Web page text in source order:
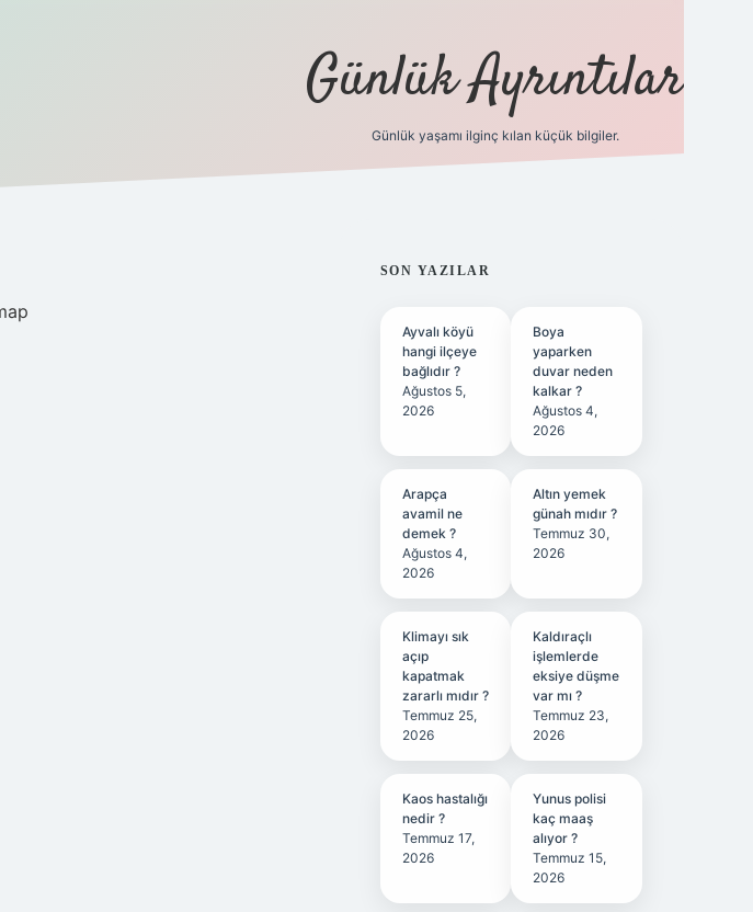
Günlük Ayrıntılar
Günlük yaşamı ilginç kılan küçük bilgiler.
SIDEBAR
SON YAZILAR
Ayvalı köyü
hangi ilçeye
bağlıdır ?
Ağustos 5,
2026
Boya
yaparken
duvar neden
kalkar ?
Ağustos 4,
2026
Arapça
avamil ne
demek ?
Ağustos 4,
2026
Altın yemek
günah mıdır ?
Temmuz 30,
2026
Klimayı sık
açıp
kapatmak
zararlı mıdır ?
Temmuz 25,
2026
Kaldıraçlı
işlemlerde
eksiye düşme
var mı ?
Temmuz 23,
2026
Kaos hastalığı
nedir ?
Temmuz 17,
2026
Yunus polisi
kaç maaş
alıyor ?
Temmuz 15,
2026